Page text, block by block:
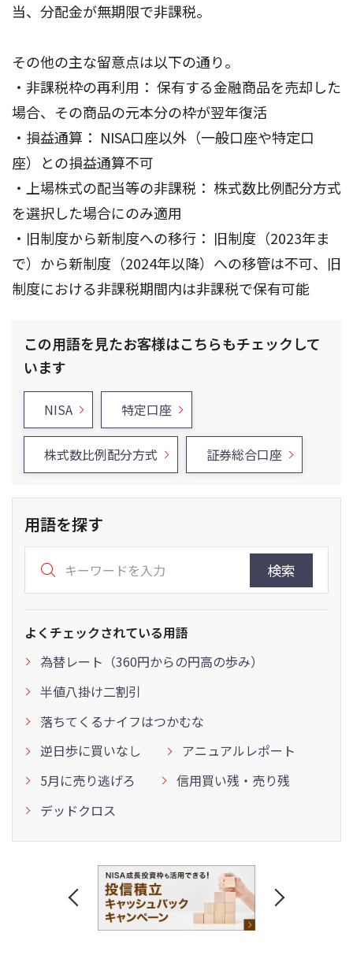
当、分配金が無期限で非課税。
その他の主な留意点は以下の通り。
・非課税枠の再利用： 保有する金融商品を売却した
場合、その商品の元本分の枠が翌年復活
・損益通算： NISA口座以外（一般口座や特定口
座）との損益通算不可
・上場株式の配当等の非課税： 株式数比例配分方式
を選択した場合にのみ適用
・旧制度から新制度への移行： 旧制度（2023年ま
で）から新制度（2024年以降）への移管は不可、旧
制度における非課税期間内は非課税で保有可能
この用語を見たお客様はこちらもチェックして
います
NISA 特定口座
株式数比例配分方式 証券総合口座
用語を探す
検索
よくチェックされている用語
為替レート（360円からの円高の歩み）
半値八掛け二割引
落ちてくるナイフはつかむな
逆日歩に買いなし
アニュアルレポート
5月に売り逃げろ
信用買い残・売り残
デッドクロス